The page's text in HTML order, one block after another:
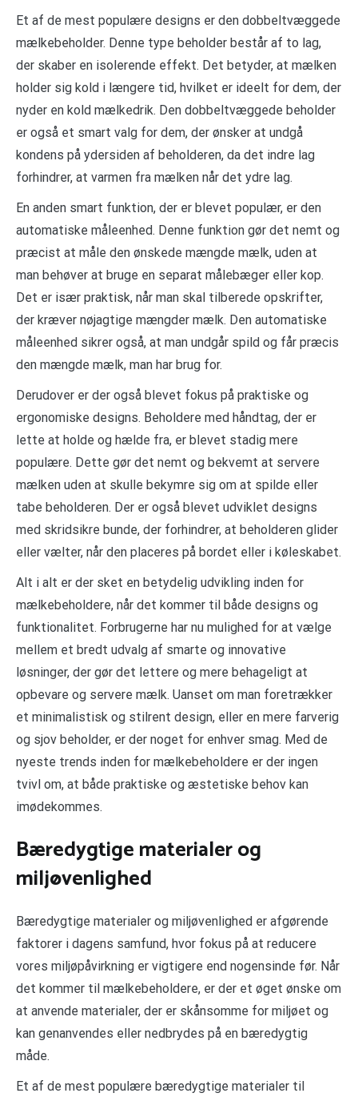
Et af de mest populære designs er den dobbeltvæggede
mælkebeholder. Denne type beholder består af to lag,
der skaber en isolerende effekt. Det betyder, at mælken
holder sig kold i længere tid, hvilket er ideelt for dem, der
nyder en kold mælkedrik. Den dobbeltvæggede beholder
er også et smart valg for dem, der ønsker at undgå
kondens på ydersiden af ​​beholderen, da det indre lag
forhindrer, at varmen fra mælken når det ydre lag.
En anden smart funktion, der er blevet populær, er den
automatiske måleenhed. Denne funktion gør det nemt og
præcist at måle den ønskede mængde mælk, uden at
man behøver at bruge en separat målebæger eller kop.
Det er især praktisk, når man skal tilberede opskrifter,
der kræver nøjagtige mængder mælk. Den automatiske
måleenhed sikrer også, at man undgår spild og får præcis
den mængde mælk, man har brug for.
Derudover er der også blevet fokus på praktiske og
ergonomiske designs. Beholdere med håndtag, der er
lette at holde og hælde fra, er blevet stadig mere
populære. Dette gør det nemt og bekvemt at servere
mælken uden at skulle bekymre sig om at spilde eller
tabe beholderen. Der er også blevet udviklet designs
med skridsikre bunde, der forhindrer, at beholderen glider
eller vælter, når den placeres på bordet eller i køleskabet.
Alt i alt er der sket en betydelig udvikling inden for
mælkebeholdere, når det kommer til både designs og
funktionalitet. Forbrugerne har nu mulighed for at vælge
mellem et bredt udvalg af smarte og innovative
løsninger, der gør det lettere og mere behageligt at
opbevare og servere mælk. Uanset om man foretrækker
et minimalistisk og stilrent design, eller en mere farverig
og sjov beholder, er der noget for enhver smag. Med de
nyeste trends inden for mælkebeholdere er der ingen
tvivl om, at både praktiske og æstetiske behov kan
imødekommes.
Bæredygtige materialer og
miljøvenlighed
Bæredygtige materialer og miljøvenlighed er afgørende
faktorer i dagens samfund, hvor fokus på at reducere
vores miljøpåvirkning er vigtigere end nogensinde før. Når
det kommer til mælkebeholdere, er der et øget ønske om
at anvende materialer, der er skånsomme for miljøet og
kan genanvendes eller nedbrydes på en bæredygtig
måde.
Et af de mest populære bæredygtige materialer til